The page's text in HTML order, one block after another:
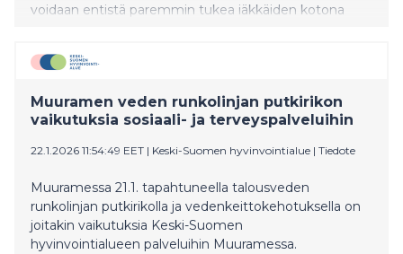
voidaan entistä paremmin tukea iäkkäiden kotona
Muuramen veden runkolinjan putkirikon
vaikutuksia sosiaali- ja terveyspalveluihin
22.1.2026 11:54:49 EET | Keski-Suomen hyvinvointialue | Tiedote
Muuramessa 21.1. tapahtuneella talousveden
runkolinjan putkirikolla ja vedenkeittokehotuksella on
joitakin vaikutuksia Keski-Suomen
hyvinvointialueen palveluihin Muuramessa.